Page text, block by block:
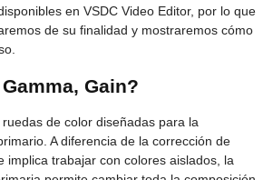
en VSDC Video Editor, por lo que
de su finalidad y mostraremos cómo
Gain?
de color diseñadas para la
A diferencia de la corrección de
implica trabajar con colores aislados, la